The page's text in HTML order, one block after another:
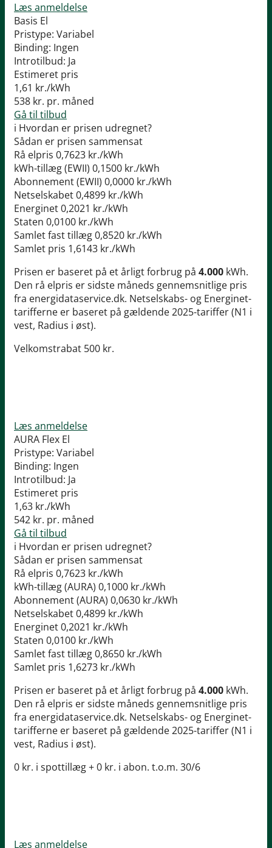
Læs anmeldelse
Basis El
Pristype: Variabel
Binding: Ingen
Introtilbud: Ja
Estimeret pris
1,61 kr./kWh
538 kr. pr. måned
Gå til tilbud
i Hvordan er prisen udregnet?
Sådan er prisen sammensat
Rå elpris 0,7623 kr./kWh
kWh-tillæg (EWII) 0,1500 kr./kWh
Abonnement (EWII) 0,0000 kr./kWh
Netselskabet0,4899 kr./kWh
Energinet0,2021 kr./kWh
Staten 0,0100 kr./kWh
Samlet fast tillæg0,8520 kr./kWh
Samlet pris 1,6143 kr./kWh
Prisen er baseret på et årligt forbrug på 4.000 kWh.
Den rå elpris er sidste måneds gennemsnitlige pris
fra energidataservice.dk. Netselskabs- og Energinet-
tarifferne er baseret på gældende 2025-tariffer (N1 i
vest, Radius i øst).
Velkomstrabat 500 kr.
Læs anmeldelse
AURA Flex El
Pristype: Variabel
Binding: Ingen
Introtilbud: Ja
Estimeret pris
1,63 kr./kWh
542 kr. pr. måned
Gå til tilbud
i Hvordan er prisen udregnet?
Sådan er prisen sammensat
Rå elpris 0,7623 kr./kWh
kWh-tillæg (AURA) 0,1000 kr./kWh
Abonnement (AURA) 0,0630 kr./kWh
Netselskabet0,4899 kr./kWh
Energinet0,2021 kr./kWh
Staten 0,0100 kr./kWh
Samlet fast tillæg0,8650 kr./kWh
Samlet pris 1,6273 kr./kWh
Prisen er baseret på et årligt forbrug på 4.000 kWh.
Den rå elpris er sidste måneds gennemsnitlige pris
fra energidataservice.dk. Netselskabs- og Energinet-
tarifferne er baseret på gældende 2025-tariffer (N1 i
vest, Radius i øst).
0 kr. i spottillæg + 0 kr. i abon. t.o.m. 30/6
Læs anmeldelse